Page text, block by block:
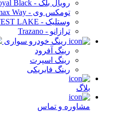
رویال بلک - Royal Black
تومکس وی - Thomax Way
وستلیک - WEST LAKE
ترازانو - Trazano
رینگ خودرو سواری
رینگ آفرود
رینگ اسپرت
رینگ فابریکی
بلاگ
مشاوره و تماس